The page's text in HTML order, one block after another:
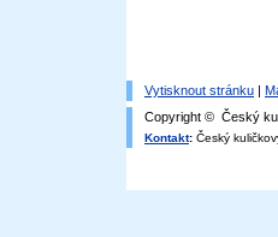
Vytisknout stránku |
Copyright © Český
Kontakt: Český